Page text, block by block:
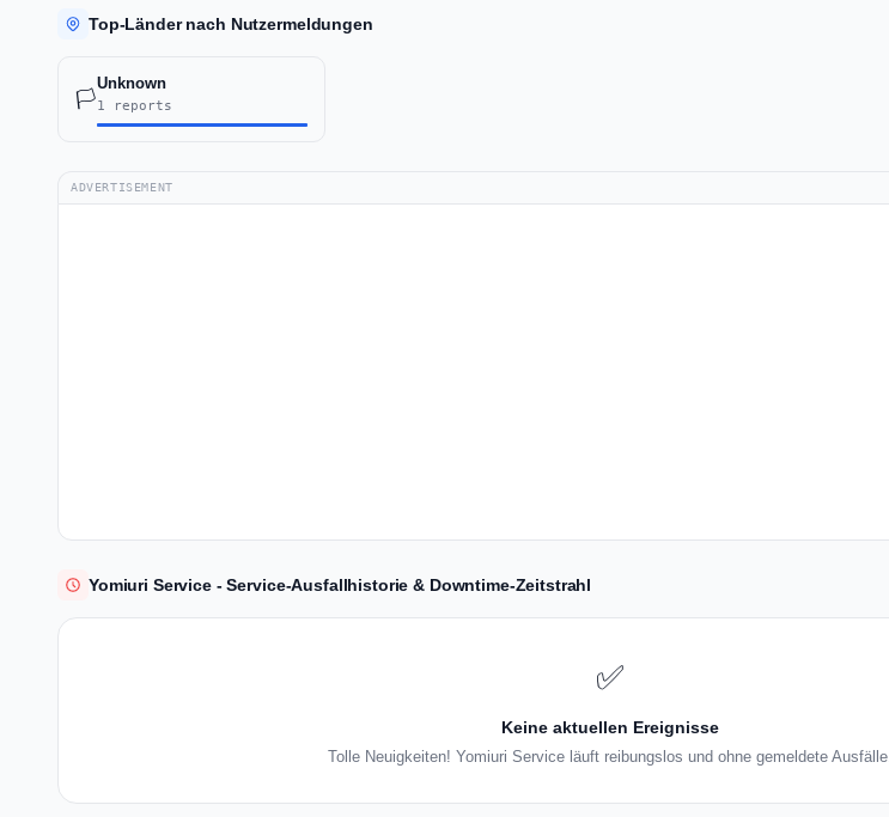
Top-Länder nach Nutzermeldungen
🏳️
Unknown
1 reports
ADVERTISEMENT
Yomiuri Service - Service-Ausfallhistorie & Downtime-Zeitstrahl
✅
Keine aktuellen Ereignisse
Tolle Neuigkeiten! Yomiuri Service läuft reibungslos und ohne gemeldete Ausfälle.